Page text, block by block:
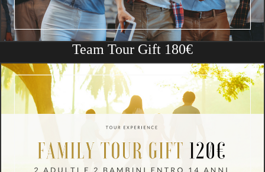
Team Tour Gift 180€